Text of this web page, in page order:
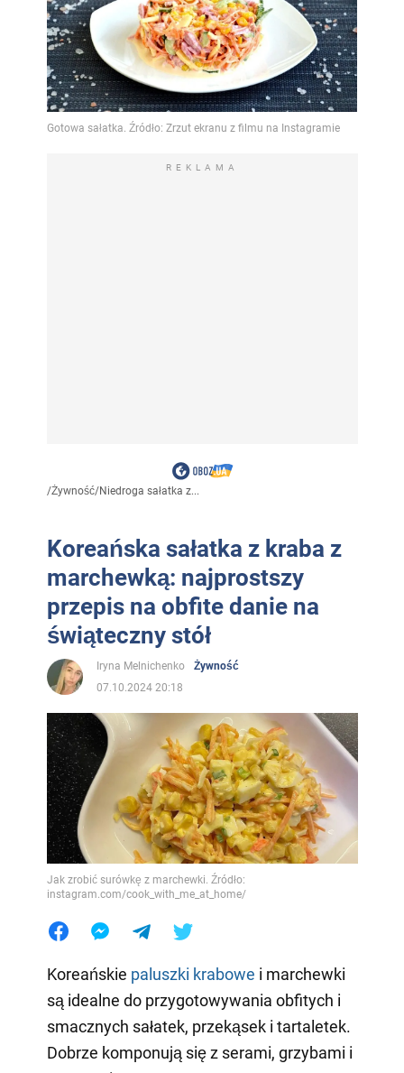
REKLAMA
/Żywność/Niedroga sałatka z...
Koreańska sałatka z kraba z
marchewką: najprostszy
przepis na obfite danie na
świąteczny stół
Iryna Melnichenko
Żywność
07.10.2024 20:18
Jak zrobić surówkę z marchewki. Źródło:
instagram.com/cook_with_me_at_home/
Koreańskie paluszki krabowe i marchewki
są idealne do przygotowywania obfitych i
smacznych sałatek, przekąsek i tartaletek.
Dobrze komponują się z serami, grzybami i